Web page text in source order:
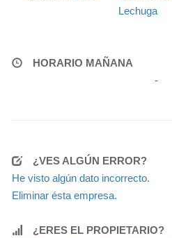
Lechuga
HORARIO MAÑANA
-
¿VES ALGÚN ERROR?
He visto algún dato incorrecto.
Eliminar ésta empresa.
¿ERES EL PROPIETARIO?